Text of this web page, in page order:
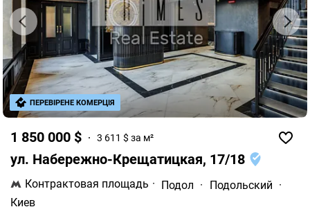
1 850 000 $ 3 611 $ за м²
ул. Набережно-Крещатицкая, 17/18
Контрактовая площадь · Подол · Подольский ·
Киев
ПЕРЕВІРЕНЕ КОМЕРЦІЯ